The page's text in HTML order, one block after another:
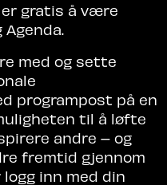
er gratis å være
med og sette
programpost på en
til å løfte
andre – og
fremtid gjennom
inn med din